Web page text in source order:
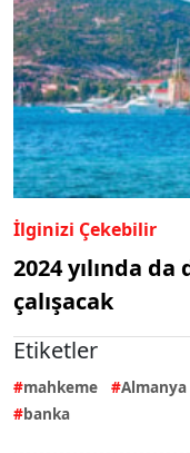
İlginizi Çekebilir
2024 yılında
çalışacak
Etiketler
mahkeme Almanya
banka